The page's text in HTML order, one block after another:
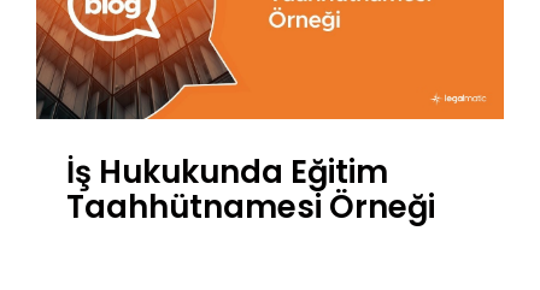
İş Hukukunda Eğitim
Taahhütnamesi Örneği